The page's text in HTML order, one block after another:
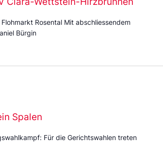
Rosental Mit abschliessendem
Bürgin
Spalen
Für die Gerichtswahlen treten